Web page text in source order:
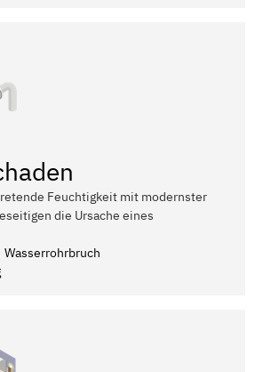
Feuchtigkeit mit modernster
die Ursache eines
Wasserrohrbruch